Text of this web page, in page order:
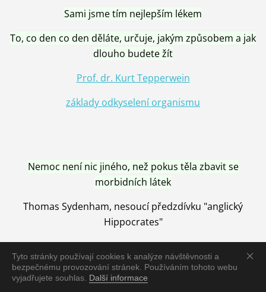
Tyto stránky používají cookies k analýze návštěvnosti a
bezpečnému provozování stránek. Používáním tohoto webu
vyjadřujete souhlas. Další informace
Sami jsme tím nejlepším lékem
To, co den co den děláte, určuje, jakým způsobem a jak
dlouho budete žít
Prof. dr. Kurt Tepperwein
základy odkyselení organismu
Nemoc není nic jiného, než pokus těla zbavit se
morbidních látek
Thomas Sydenham, nesoucí předzdívku "anglický
Hippocrates"
Nemoc je vyléčena jen pomocí Přírody, neutralizací a